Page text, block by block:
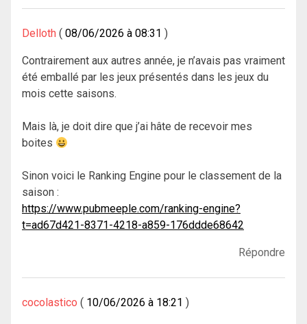
Delloth 08/06/2026 à 08:31
Contrairement aux autres année, je n’avais pas vraiment
été emballé par les jeux présentés dans les jeux du
mois cette saisons.
Mais là, je doit dire que j’ai hâte de recevoir mes
boites
Sinon voici le Ranking Engine pour le classement de la
saison :
https://www.pubmeeple.com/ranking-engine?
t=ad67d421-8371-4218-a859-176ddde68642
Répondre
cocolastico 10/06/2026 à 18:21